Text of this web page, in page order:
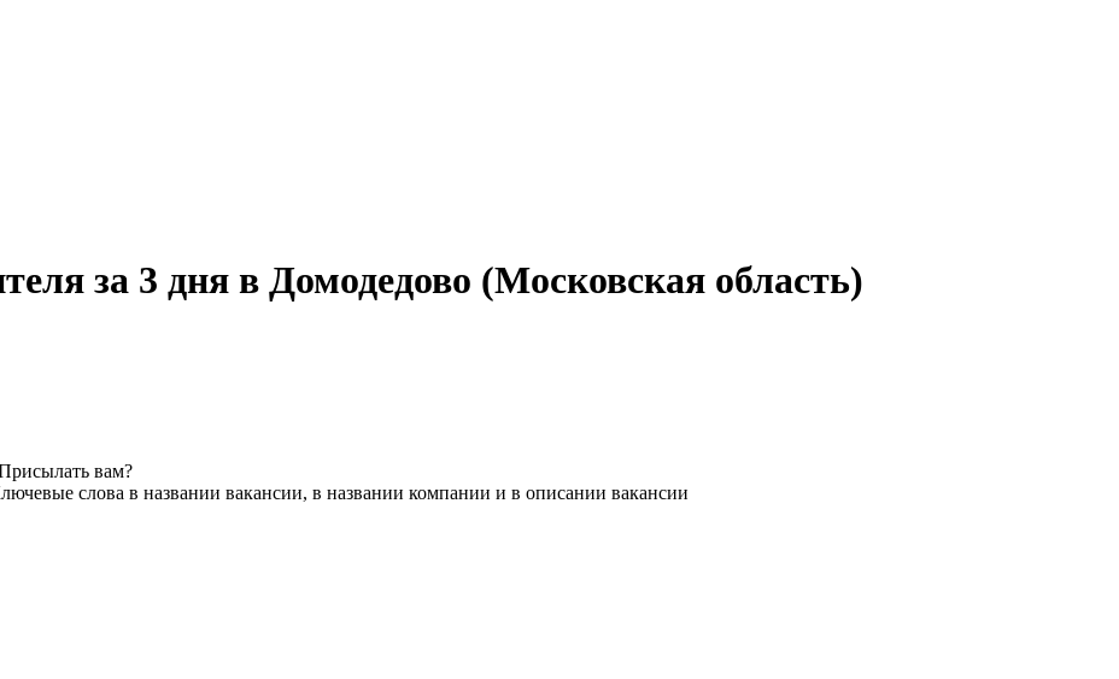
за 3 дня в Домодедово (Московская область)
вам?
слова в названии вакансии, в названии компании и в описании вакансии